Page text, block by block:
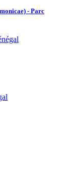
- Parc